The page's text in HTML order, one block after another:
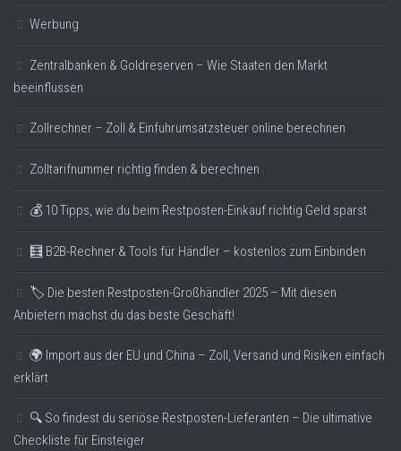
Werbung
Zentralbanken & Goldreserven – Wie Staaten den Markt
beeinflussen
Zollrechner – Zoll & Einfuhrumsatzsteuer online berechnen
Zolltarifnummer richtig finden & berechnen
💰 10 Tipps, wie du beim Restposten-Einkauf richtig Geld sparst
🧮 B2B-Rechner & Tools für Händler – kostenlos zum Einbinden
🏷️ Die besten Restposten-Großhändler 2025 – Mit diesen
Anbietern machst du das beste Geschäft!
🌍 Import aus der EU und China – Zoll, Versand und Risiken einfach
erklärt
🔍 So findest du seriöse Restposten-Lieferanten – Die ultimative
Checkliste für Einsteiger